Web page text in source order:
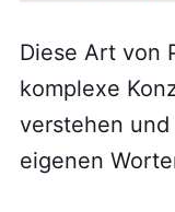
Diese Art von
komplexe
verstehen
eigenen